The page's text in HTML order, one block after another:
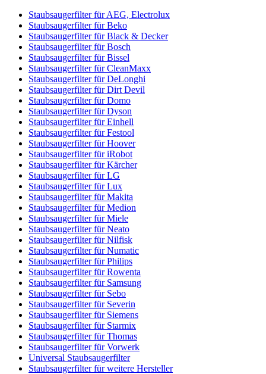
Staubsaugerfilter für AEG, Electrolux
Staubsaugerfilter für Beko
Staubsaugerfilter für Black & Decker
Staubsaugerfilter für Bosch
Staubsaugerfilter für Bissel
Staubsaugerfilter für CleanMaxx
Staubsaugerfilter für DeLonghi
Staubsaugerfilter für Dirt Devil
Staubsaugerfilter für Domo
Staubsaugerfilter für Dyson
Staubsaugerfilter für Einhell
Staubsaugerfilter für Festool
Staubsaugerfilter für Hoover
Staubsaugerfilter für iRobot
Staubsaugerfilter für Kärcher
Staubsaugerfilter für LG
Staubsaugerfilter für Lux
Staubsaugerfilter für Makita
Staubsaugerfilter für Medion
Staubsaugerfilter für Miele
Staubsaugerfilter für Neato
Staubsaugerfilter für Nilfisk
Staubsaugerfilter für Numatic
Staubsaugerfilter für Philips
Staubsaugerfilter für Rowenta
Staubsaugerfilter für Samsung
Staubsaugerfilter für Sebo
Staubsaugerfilter für Severin
Staubsaugerfilter für Siemens
Staubsaugerfilter für Starmix
Staubsaugerfilter für Thomas
Staubsaugerfilter für Vorwerk
Universal Staubsaugerfilter
Staubsaugerfilter für weitere Hersteller